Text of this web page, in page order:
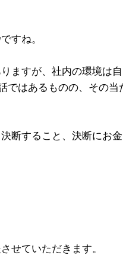
すね。
ますが、社内の環境は
はあるものの、その
断すること、決断にお
せていただきます。